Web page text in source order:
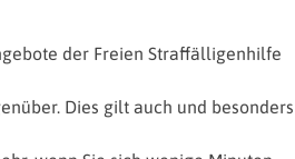
der Freien Straffälligenhilfe
Dies gilt auch und besonders